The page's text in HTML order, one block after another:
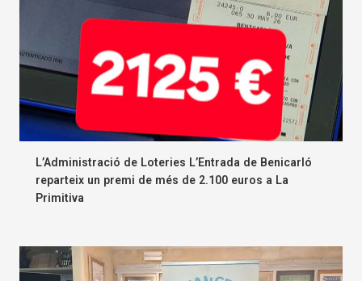
L’Administració de Loteries L’Entrada de Benicarló
reparteix un premi de més de 2.100 euros a La
Primitiva